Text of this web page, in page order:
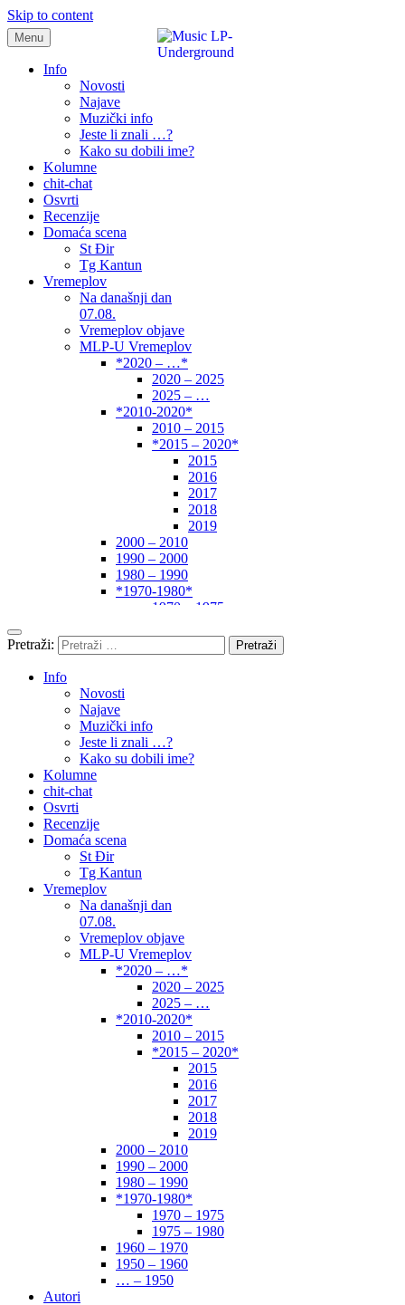
Skip to content
samo muzika i …..
Menu
Info
Novosti
Najave
Muzički info
Jeste li znali …?
Kako su dobili ime?
Kolumne
chit-chat
Osvrti
Recenzije
Domaća scena
St Đir
Tg Kantun
Vremeplov
Na današnji dan
07.08.
Vremeplov objave
MLP-U Vremeplov
*2020 – …*
2020 – 2025
2025 – …
*2010-2020*
2010 – 2015
*2015 – 2020*
2015
2016
2017
2018
2019
2000 – 2010
1990 – 2000
1980 – 1990
*1970-1980*
1970 – 1975
1960 – 1970
1950 – 1960
Autori
Pretraži:
Info
Novosti
Najave
Muzički info
Jeste li znali …?
Kako su dobili ime?
Kolumne
chit-chat
Osvrti
Recenzije
Domaća scena
St Đir
Tg Kantun
Vremeplov
Na današnji dan
07.08.
Vremeplov objave
MLP-U Vremeplov
*2020 – …*
2020 – 2025
2025 – …
*2010-2020*
2010 – 2015
*2015 – 2020*
2015
2016
2017
2018
2019
2000 – 2010
1990 – 2000
1980 – 1990
*1970-1980*
1970 – 1975
1975 – 1980
1960 – 1970
1950 – 1960
… – 1950
Autori